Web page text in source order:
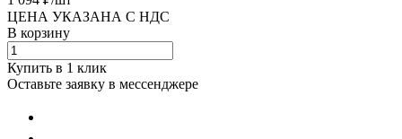
ЦЕНА УКАЗАНА С НДС
В корзину
Купить в 1 клик
Оставьте заявку в мессенджере